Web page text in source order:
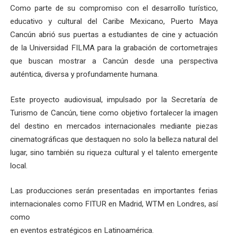
Como parte de su compromiso con el desarrollo turístico,
educativo y cultural del Caribe Mexicano, Puerto Maya
Cancún abrió sus puertas a estudiantes de cine y actuación
de la Universidad FILMA para la grabación de cortometrajes
que buscan mostrar a Cancún desde una perspectiva
auténtica, diversa y profundamente humana.
Este proyecto audiovisual, impulsado por la Secretaría de
Turismo de Cancún, tiene como objetivo fortalecer la imagen
del destino en mercados internacionales mediante piezas
cinematográficas que destaquen no solo la belleza natural del
lugar, sino también su riqueza cultural y el talento emergente
local.
Las producciones serán presentadas en importantes ferias
internacionales como FITUR en Madrid, WTM en Londres, así
como
en eventos estratégicos en Latinoamérica.